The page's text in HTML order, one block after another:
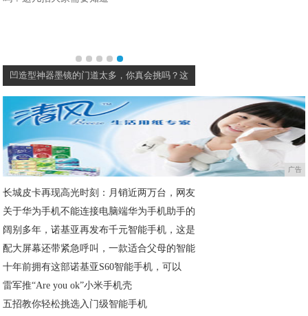
凹造型神器墨镜的门道太多，你真会挑吗？这
广告
长城皮卡再现高光时刻：月销近两万台，网友
关于华为手机不能连接电脑端华为手机助手的
阔别多年，诺基亚再发布千元智能手机，这是
配大屏幕还带紧急呼叫，一款适合父母的智能
十年前拥有这部诺基亚S60智能手机，可以
雷军推“Are you ok”小米手机壳
五招教你轻松挑选入门级智能手机